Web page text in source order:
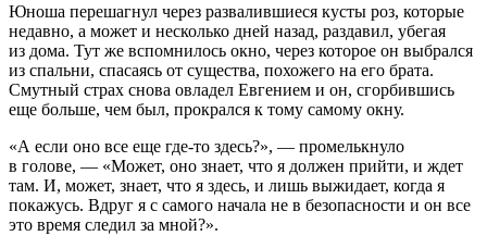
Юноша перешагнул через развалившиеся кусты роз, которые
недавно, а может и несколько дней назад, раздавил, убегая
из дома. Тут же вспомнилось окно, через которое он выбрался
из спальни, спасаясь от существа, похожего на его брата.
Смутный страх снова овладел Евгением и он, сгорбившись
еще больше, чем был, прокрался к тому самому окну.
«А если оно все еще где-то здесь?», — промелькнуло
в голове, — «Может, оно знает, что я должен прийти, и ждет
там. И, может, знает, что я здесь, и лишь выжидает, когда я
покажусь. Вдруг я с самого начала не в безопасности и он все
это время следил за мной?».